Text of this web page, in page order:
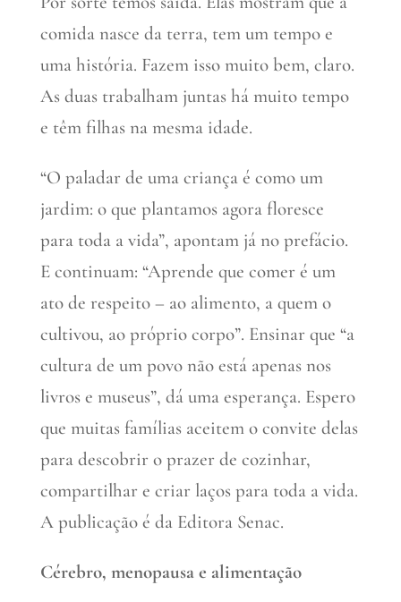
comida nasce da terra, tem um tempo e
uma história. Fazem isso muito bem, claro.
As duas trabalham juntas há muito tempo
e têm filhas na mesma idade.
“O paladar de uma criança é como um
jardim: o que plantamos agora floresce
para toda a vida”, apontam já no prefácio.
E continuam: “Aprende que comer é um
ato de respeito – ao alimento, a quem o
cultivou, ao próprio corpo”. Ensinar que “a
cultura de um povo não está apenas nos
livros e museus”, dá uma esperança. Espero
que muitas famílias aceitem o convite delas
para descobrir o prazer de cozinhar,
compartilhar e criar laços para toda a vida.
A publicação é da Editora Senac.
Cérebro, menopausa e alimentação